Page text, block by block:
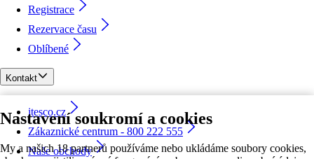
Nastavení soukromí a cookies
My a našich 18 partnerů používáme nebo ukládáme soubory cookies,
Registrace
Rezervace času
Oblíbené
Kontakt
itesco.cz
Zákaznické centrum - 800 222 555
Naše obchody